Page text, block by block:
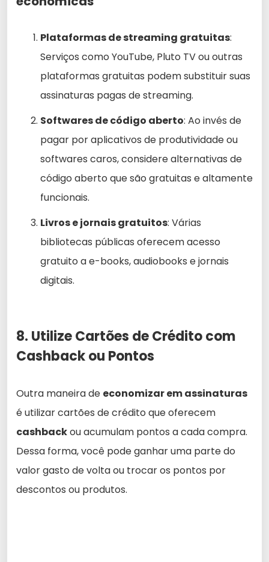
Plataformas de streaming gratuitas:
Serviços como YouTube, Pluto TV ou outras
plataformas gratuitas podem substituir suas
assinaturas pagas de streaming.
Softwares de código aberto: Ao invés de
pagar por aplicativos de produtividade ou
softwares caros, considere alternativas de
código aberto que são gratuitas e altamente
funcionais.
Livros e jornais gratuitos: Várias
bibliotecas públicas oferecem acesso
gratuito a e-books, audiobooks e jornais
digitais.
8. Utilize Cartões de Crédito com
Cashback ou Pontos
Outra maneira de economizar em assinaturas
é utilizar cartões de crédito que oferecem
cashbackou acumulam pontos a cada compra.
Dessa forma, você pode ganhar uma parte do
valor gasto de volta ou trocar os pontos por
descontos ou produtos.